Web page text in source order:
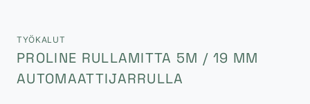
TYÖKALUT
PROLINE RULLAMITTA 5M / 19 MM
AUTOMAATTIJARRULLA